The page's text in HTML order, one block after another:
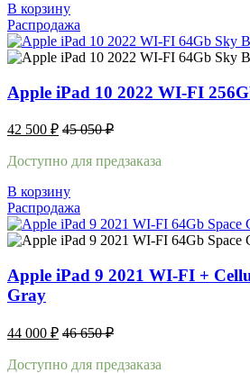
В корзину
Распродажа
Apple iPad 10 2022 WI-FI
42 500 ₽ 45 050₽
Доступно для предзаказа
В корзину
Распродажа
Apple iPad 9 2021 WI-FI +
Gray
44 000 ₽ 46 650₽
Доступно для предзаказа